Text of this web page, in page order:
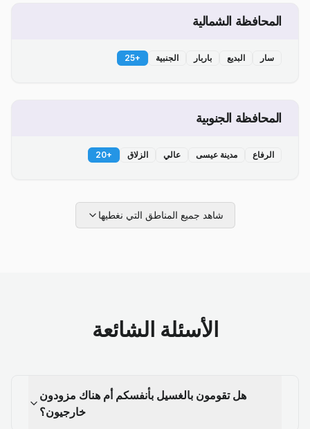
المحافظة الشمالية
سار البديع باربار الجنبية +
25
المحافظة الجنوبية
الرفاع مدينة عيسى عالي الزلاق +
20
شاهد جميع المناطق التي نغطيها
الأسئلة الشائعة
هل تقومون بالغسيل بأنفسكم أم هناك مزودون
خارجيون؟